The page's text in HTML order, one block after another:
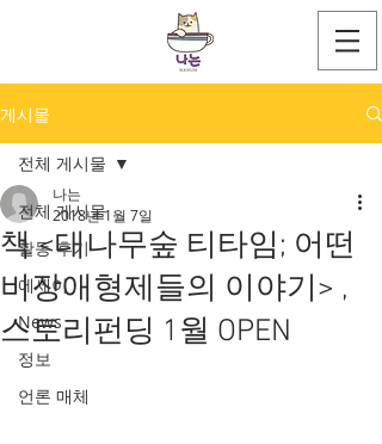
게시물
전체 게시물
활동 후기
에세이
News
정보
언론 매체
전체 게시물
책 <대나무숲 티타임; 어떤
비장애형제들의 이야기> ,
스토리펀딩 1월 OPEN
나는
2018년 1월 7일